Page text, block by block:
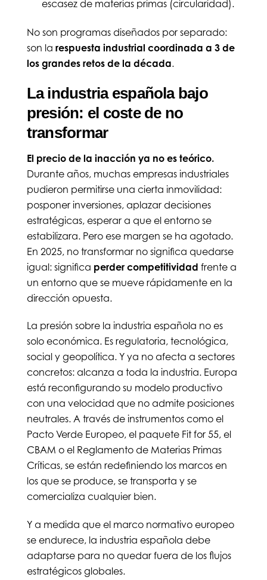
escasez de materias primas (circularidad).
No son programas diseñados por separado:
son la respuesta industrial coordinada a 3 de
los grandes retos de la década.
La industria española bajo
presión: el coste de no
transformar
El precio de la inacción ya no es teórico.
Durante años, muchas empresas industriales
pudieron permitirse una cierta inmovilidad:
posponer inversiones, aplazar decisiones
estratégicas, esperar a que el entorno se
estabilizara. Pero ese margen se ha agotado.
En 2025, no transformar no significa quedarse
igual: significa perder competitividad frente a
un entorno que se mueve rápidamente en la
dirección opuesta.
La presión sobre la industria española no es
solo económica. Es regulatoria, tecnológica,
social y geopolítica. Y ya no afecta a sectores
concretos: alcanza a toda la industria. Europa
está reconfigurando su modelo productivo
con una velocidad que no admite posiciones
neutrales. A través de instrumentos como el
Pacto Verde Europeo, el paquete Fit for 55, el
CBAM o el Reglamento de Materias Primas
Críticas, se están redefiniendo los marcos en
los que se produce, se transporta y se
comercializa cualquier bien.
Y a medida que el marco normativo europeo
se endurece, la industria española debe
adaptarse para no quedar fuera de los flujos
estratégicos globales.